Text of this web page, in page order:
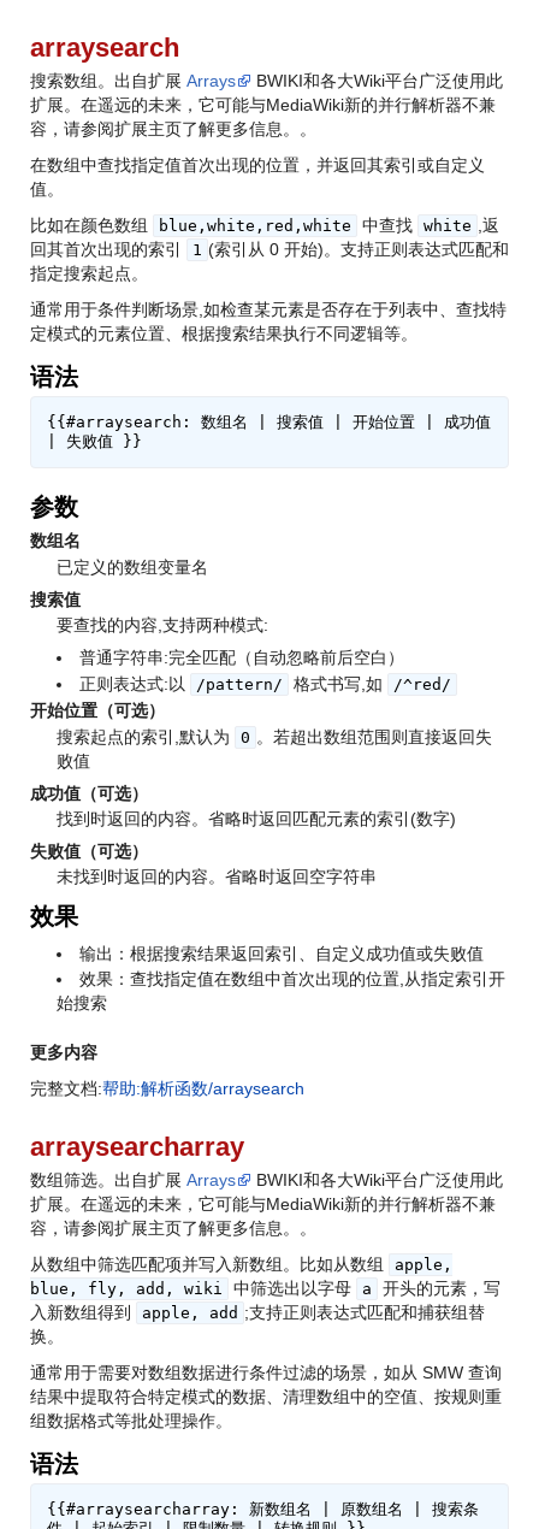
arraysearch
搜索数组。出自扩展 Arrays
BWIKI和各大Wiki平台广泛使用此
扩展。在遥远的未来，它可能与MediaWiki新的并行解析器不兼
容，请参阅扩展主页了解更多信息。
。
在数组中查找指定值首次出现的位置，并返回其索引或自定义
值。
比如在颜色数组
blue,white,red,white 中查找 white
,返
回其首次出现的索引
1 (索引从 0 开始)。支持正则表达式匹配和
指定搜索起点。
通常用于条件判断场景,如检查某元素是否存在于列表中、查找特
定模式的元素位置、根据搜索结果执行不同逻辑等。
语法
{{#arraysearch: 数组名 | 搜索值 | 开始位置 | 成功值
参数
数组名
已定义的数组变量名
搜索值
要查找的内容,支持两种模式:
普通字符串:完全匹配（自动忽略前后空白）
正则表达式:以
/pattern/ 格式书写,如 /^red/
开始位置（可选）
搜索起点的索引,默认为
0 。若超出数组范围则直接返回失
败值
成功值（可选）
找到时返回的内容。省略时返回匹配元素的索引(数字)
失败值（可选）
未找到时返回的内容。省略时返回空字符串
效果
输出：根据搜索结果返回索引、自定义成功值或失败值
效果：查找指定值在数组中首次出现的位置,从指定索引开
始搜索
更多内容
完整文档:帮助:解析函数/arraysearch
arraysearcharray
数组筛选。出自扩展 Arrays
BWIKI和各大Wiki平台广泛使用此
扩展。在遥远的未来，它可能与MediaWiki新的并行解析器不兼
容，请参阅扩展主页了解更多信息。 。
从数组中筛选匹配项并写入新数组。比如从数组
apple,
blue, fly, add, wiki
中筛选出以字母 a
开头的元素，写
入新数组得到
apple, add ;支持正则表达式匹配和捕获组替
换。
通常用于需要对数组数据进行条件过滤的场景，如从 SMW 查询
结果中提取符合特定模式的数据、清理数组中的空值、按规则重
组数据格式等批处理操作。
语法
{{#arraysearcharray: 新数组名 | 原数组名 | 搜索条